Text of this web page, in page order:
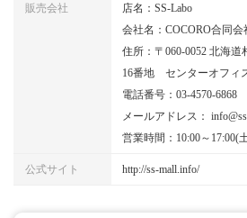
販売会社
店名：SS-Labo
会社名：COCORO合同会
住所：〒060-0052 北海
16番地 センターオフィ
電話番号：03-4570-6868
メールアドレス：
営業時間：10:00～17:00(
公式サイト http://ss-mall.info/